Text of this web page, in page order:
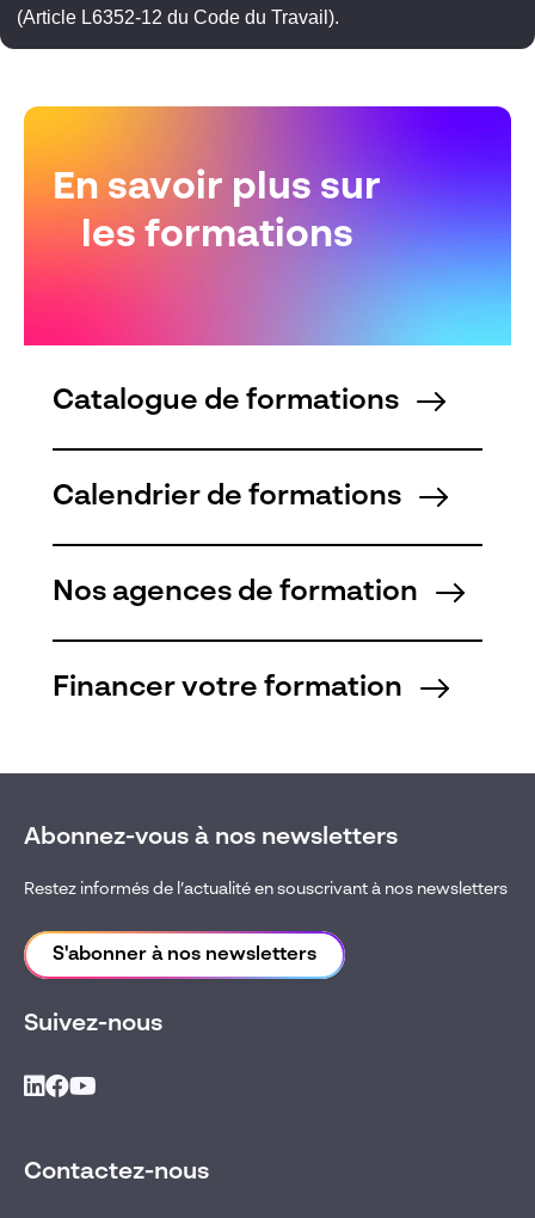
(Article L6352-12 du Code du Travail).
En savoir plus sur
les formations
Catalogue de formations
Calendrier de formations
Nos agences de formation
Financer votre formation
Abonnez-vous à nos newsletters
Restez informés de l’actualité en souscrivant à nos newsletters
S'abonner à nos newsletters
Suivez-nous
Contactez-nous